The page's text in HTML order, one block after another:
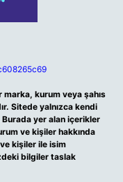
kurum veya şahıs
Sitede yalnızca kendi
Burada yer alan içerikler
ve kişiler hakkında
kişiler ile isim
bilgiler taslak